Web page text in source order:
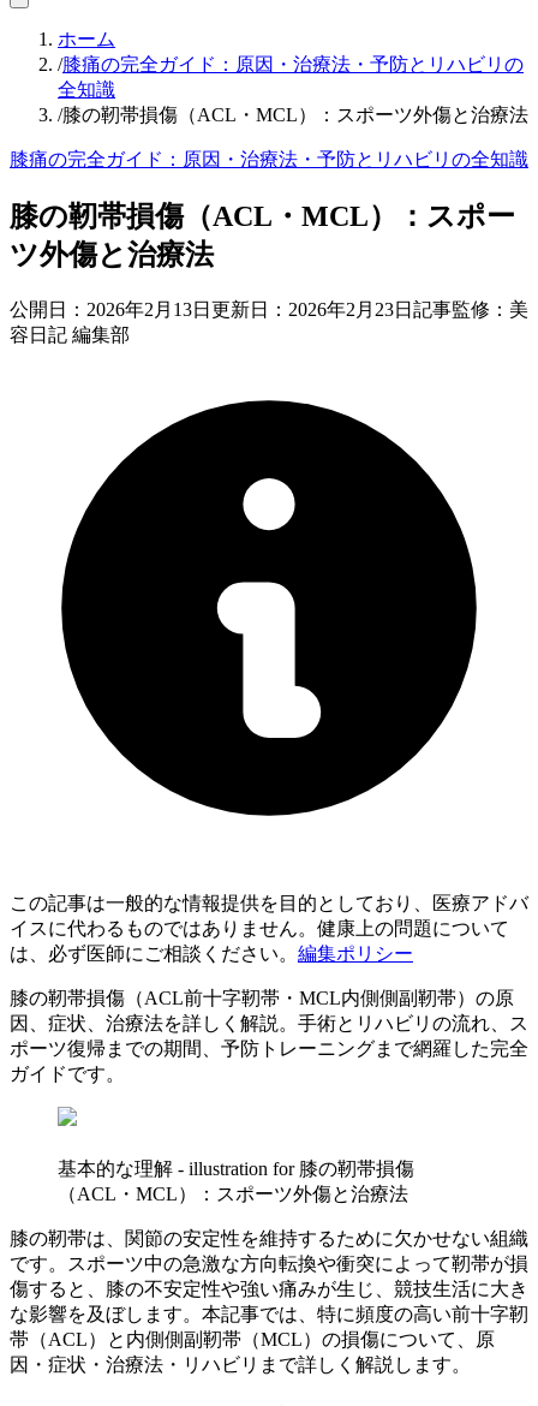
ホーム
/膝痛の完全ガイド：原因・治療法・予防とリハビリの
全知識
/膝の靭帯損傷（ACL・MCL）：スポーツ外傷と治療法
膝痛の完全ガイド：原因・治療法・予防とリハビリの全知識
膝の靭帯損傷（ACL・MCL）：スポー
ツ外傷と治療法
公開日： 2026年2月13日 更新日： 2026年2月23日 記事監修：美
容日記 編集部
この記事は一般的な情報提供を目的としており、医療アドバ
イスに代わるものではありません。健康上の問題について
は、必ず医師にご相談ください。 編集ポリシー
膝の靭帯損傷（ACL前十字靭帯・MCL内側側副靭帯）の原
因、症状、治療法を詳しく解説。手術とリハビリの流れ、ス
ポーツ復帰までの期間、予防トレーニングまで網羅した完全
ガイドです。
基本的な理解 - illustration for 膝の靭帯損傷
（ACL・MCL）：スポーツ外傷と治療法
膝の靭帯は、関節の安定性を維持するために欠かせない組織
です。スポーツ中の急激な方向転換や衝突によって靭帯が損
傷すると、膝の不安定性や強い痛みが生じ、競技生活に大き
な影響を及ぼします。本記事では、特に頻度の高い前十字靭
帯（ACL）と内側側副靭帯（MCL）の損傷について、原
因・症状・治療法・リハビリまで詳しく解説します。